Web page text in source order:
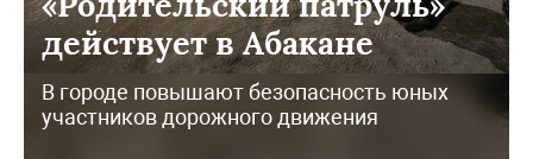
действует в Абакане
В городе повышают безопасность юных
участников дорожного движения